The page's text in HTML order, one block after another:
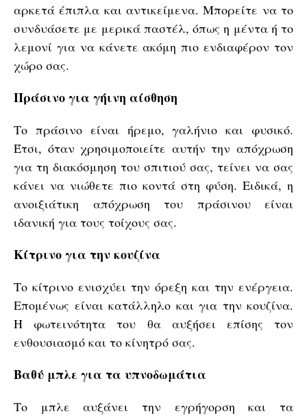
αρκετά έπιπλα και αντικείμενα. Μπορείτε να το
συνδυάσετε με μερικά παστέλ, όπως η μέντα ή το
λεμονί για να κάνετε ακόμη πιο ενδιαφέρον τον
χώρο σας.
Πράσινο για γήινη αίσθηση
Το πράσινο είναι ήρεμο, γαλήνιο και φυσικό.
Έτσι, όταν χρησιμοποιείτε αυτήν την απόχρωση
για τη διακόσμηση του σπιτιού σας, τείνει να σας
κάνει να νιώθετε πιο κοντά στη φύση. Ειδικά, η
ανοιξιάτικη απόχρωση του πράσινου είναι
ιδανική για τους τοίχους σας.
Κίτρινο για την κουζίνα
Το κίτρινο ενισχύει την όρεξη και την ενέργεια.
Επομένως είναι κατάλληλο και για την κουζίνα.
Η φωτεινότητα του θα αυξήσει επίσης τον
ενθουσιασμό και το κίνητρό σας.
Βαθύ μπλε για τα υπνοδωμάτια
Το μπλε αυξάνει την εγρήγορση και τα